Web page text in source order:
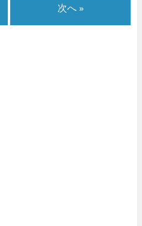
次へ »